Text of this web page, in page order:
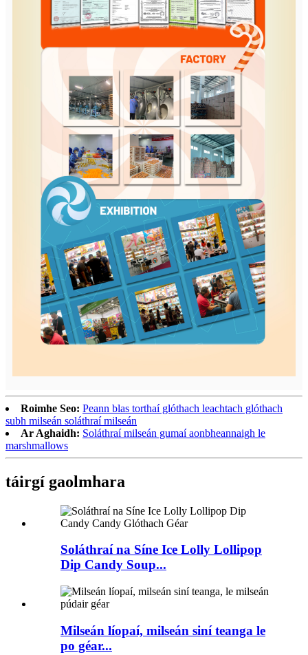
Roimhe Seo: Peann blas torthaí glóthach leachtach glóthach
subh milseán soláthraí milseán
Ar Aghaidh: Soláthraí milseán gumaí aonbheannaigh le
marshmallows
táirgí gaolmhara
Soláthraí na Síne Ice Lolly Lollipop
Dip Candy Soup...
Milseán líopaí, milseán siní teanga le
po géar...